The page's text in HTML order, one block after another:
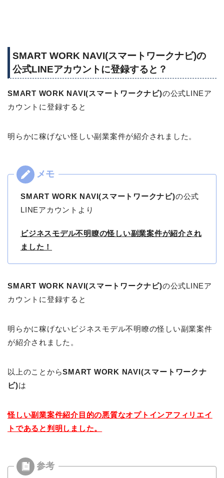
SMART WORK NAVI(スマートワークナビ)の
公式LINEアカウントに登録すると？
SMART WORK NAVI(スマートワークナビ)の公式LINEア
カウントに登録すると
明らかに稼げない怪しい副業案件が紹介されました。
SMART WORK NAVI(スマートワークナビ)の公式
LINEアカウントより
ビジネスモデル不明瞭の怪しい副業案件が紹介され
ました！
SMART WORK NAVI(スマートワークナビ)の公式LINEア
カウントに登録すると
明らかに稼げないビジネスモデル不明瞭の怪しい副業案件
が紹介されました。
以上のことからSMART WORK NAVI(スマートワークナ
ビ)は
怪しい副業案件紹介目的の悪質なオプトインアフィリエイ
トであると判明しました。